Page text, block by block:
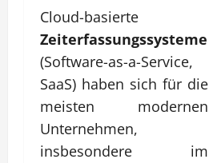
Cloud-basierte
Zeiterfassungssysteme
(Software-as-a-Service,
SaaS) haben sich für die
meisten modernen
Unternehmen,
insbesondere im